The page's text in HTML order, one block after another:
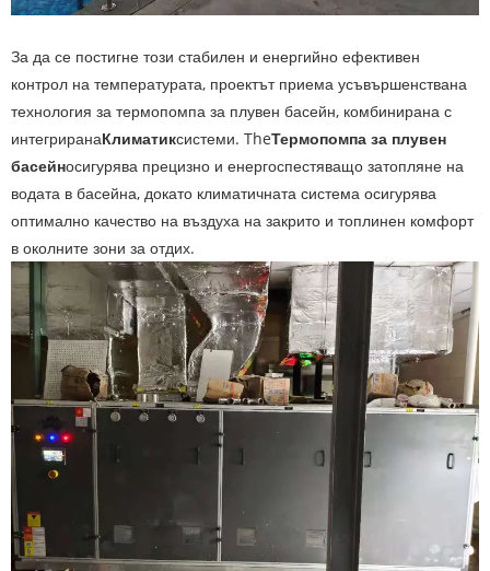
За да се постигне този стабилен и енергийно ефективен
контрол на температурата, проектът приема усъвършенствана
технология за термопомпа за плувен басейн, комбинирана с
интегриранаКлиматиксистеми. TheТермопомпа за плувен
басейносигурява прецизно и енергоспестяващо затопляне на
водата в басейна, докато климатичната система осигурява
оптимално качество на въздуха на закрито и топлинен комфорт
в околните зони за отдих.